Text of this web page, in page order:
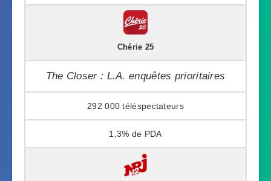
Chérie 25
The Closer : L.A. enquêtes prioritaires
292 000
1,3%